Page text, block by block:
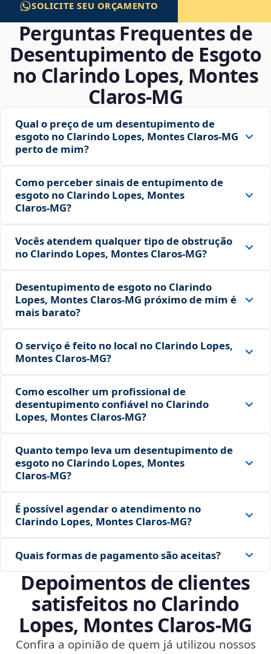
SOLICITE SEU ORÇAMENTO
Perguntas Frequentes de
Desentupimento de Esgoto
no Clarindo Lopes, Montes
Claros‑MG
Qual o preço de um desentupimento de
esgoto no Clarindo Lopes, Montes Claros‑MG
perto de mim?
Como perceber sinais de entupimento de
esgoto no Clarindo Lopes, Montes
Claros‑MG?
Vocês atendem qualquer tipo de obstrução
no Clarindo Lopes, Montes Claros‑MG?
Desentupimento de esgoto no Clarindo
Lopes, Montes Claros‑MG próximo de mim é
mais barato?
O serviço é feito no local no Clarindo Lopes,
Montes Claros‑MG?
Como escolher um profissional de
desentupimento confiável no Clarindo
Lopes, Montes Claros‑MG?
Quanto tempo leva um desentupimento de
esgoto no Clarindo Lopes, Montes
Claros‑MG?
É possível agendar o atendimento no
Clarindo Lopes, Montes Claros‑MG?
Quais formas de pagamento são aceitas?
Depoimentos de clientes
satisfeitos no Clarindo
Lopes, Montes Claros‑MG
Confira a opinião de quem já utilizou nossos